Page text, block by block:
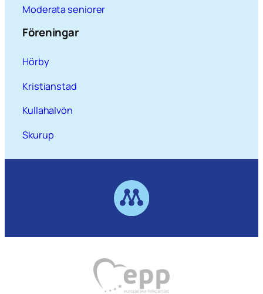
Moderata seniorer
Föreningar
Hörby
Kristianstad
Kullahalvön
Skurup